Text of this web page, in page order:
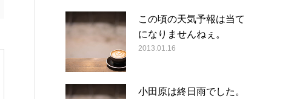
この頃の天気予報は当て
になりませんねぇ。
2013.01.16
小田原は終日雨でした。